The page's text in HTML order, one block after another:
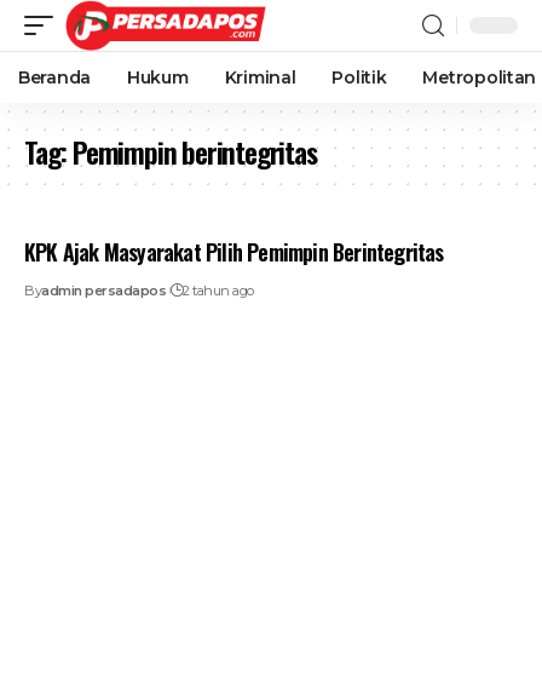
Beranda Hukum Kriminal Politik Metropolitan
Tag:Pemimpin berintegritas
KPK Ajak Masyarakat Pilih Pemimpin Berintegritas
Byadmin persadapos 2 tahun ago